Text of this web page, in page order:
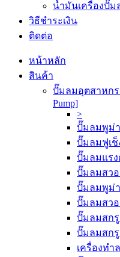
น้ำมันเครื่องปั๊ม
วิธีชำระเงิน
ติดต่อ
หน้าหลัก
สินค้า
ปั๊มลมอุตสาหกร
Pump]
>
ปั๊มลมพูม่า
ปั๊มลมฟูเช็
ปั๊มลมแรง
ปั๊มลมสวอ
ปั๊มลมพูม่า
ปั๊มลมสวอ
ปั๊มลมสกรู
ปั๊มลมสกรู
เครื่องทำ